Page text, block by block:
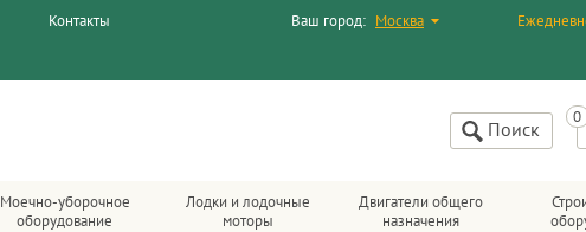
Контакты Ваш город: Москва
Поиск
Моечно-уборочное
оборудование
Лодки и лодочные
моторы
Двигатели общего
назначения